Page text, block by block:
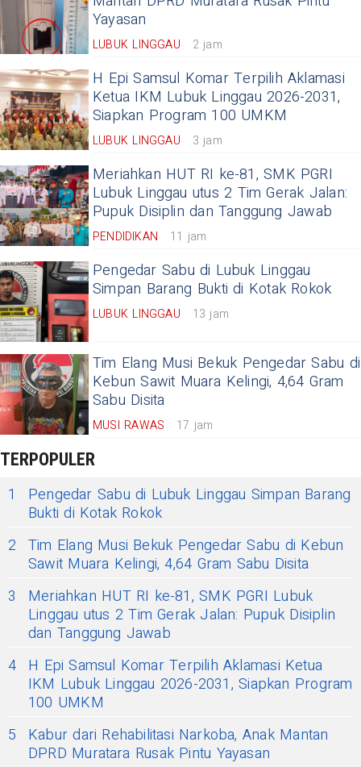
Yayasan
LUBUK LINGGAU 2 jam
H Epi Samsul Komar Terpilih Aklamasi
Ketua IKM Lubuk Linggau 2026-2031,
Siapkan Program 100 UMKM
LUBUK LINGGAU 3 jam
Meriahkan HUT RI ke-81, SMK PGRI
Lubuk Linggau utus 2 Tim Gerak Jalan:
Pupuk Disiplin dan Tanggung Jawab
PENDIDIKAN 11 jam
Pengedar Sabu di Lubuk Linggau
Simpan Barang Bukti di Kotak Rokok
LUBUK LINGGAU 13 jam
Tim Elang Musi Bekuk Pengedar Sabu di
Kebun Sawit Muara Kelingi, 4,64 Gram
Sabu Disita
MUSI RAWAS 17 jam
TERPOPULER
1
Pengedar Sabu di Lubuk Linggau Simpan Barang
Bukti di Kotak Rokok
2 Tim Elang Musi Bekuk Pengedar Sabu di Kebun
Sawit Muara Kelingi, 4,64 Gram Sabu Disita
3
Meriahkan HUT RI ke-81, SMK PGRI Lubuk
Linggau utus 2 Tim Gerak Jalan: Pupuk Disiplin
dan Tanggung Jawab
4 H Epi Samsul Komar Terpilih Aklamasi Ketua
IKM Lubuk Linggau 2026-2031, Siapkan Program
100 UMKM
5
Kabur dari Rehabilitasi Narkoba, Anak Mantan
DPRD Muratara Rusak Pintu Yayasan